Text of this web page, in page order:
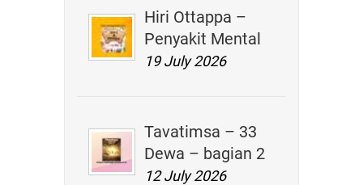
Hiri Ottappa –
Penyakit Mental
19 July 2026
Tavatimsa – 33
Dewa – bagian 2
12 July 2026